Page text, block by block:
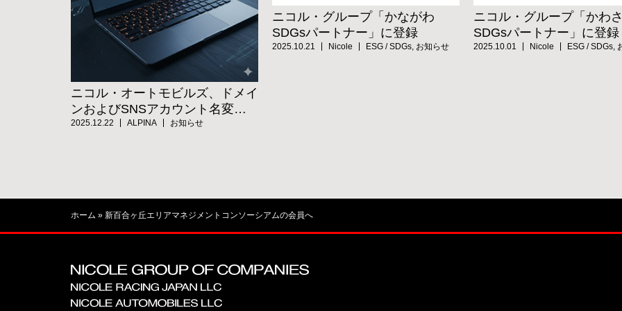
ニコル・オートモビルズ、ドメイ
ンおよびSNSアカウント名変更
のお知らせ
2025.12.22 ALPINA お知らせ
ニコル・グループ「かながわ
SDGsパートナー」に登録
2025.10.21 Nicole ESG / SDGs, お知らせ
ニコル・グループ「かわ
SDGsパートナー」に登録
2025.10.01 Nicole ESG / SDGs,
ホーム » 新百合ヶ丘エリアマネジメントコンソーシアムの会員へ